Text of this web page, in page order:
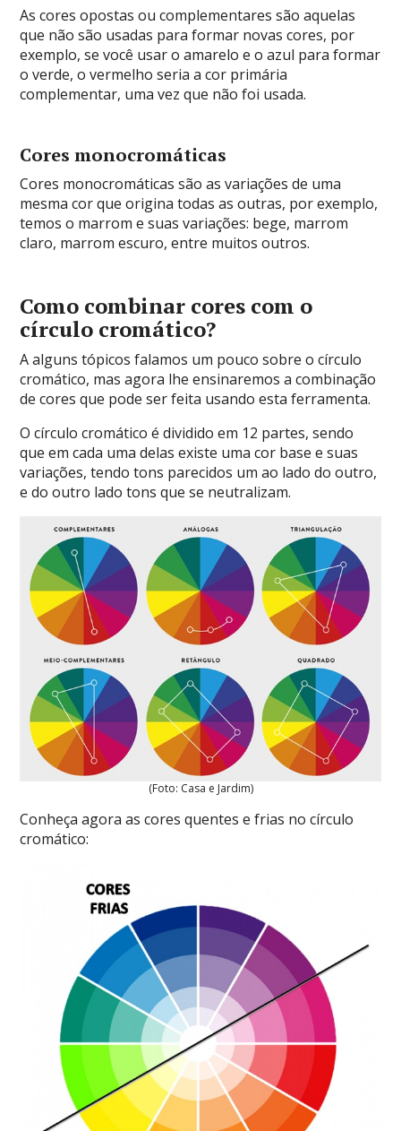
As cores opostas ou complementares são aquelas
que não são usadas para formar novas cores, por
exemplo, se você usar o amarelo e o azul para formar
o verde, o vermelho seria a cor primária
complementar, uma vez que não foi usada.
Cores monocromáticas
Cores monocromáticas são as variações de uma
mesma cor que origina todas as outras, por exemplo,
temos o marrom e suas variações: bege, marrom
claro, marrom escuro, entre muitos outros.
Como combinar cores com o
círculo cromático?
A alguns tópicos falamos um pouco sobre o círculo
cromático, mas agora lhe ensinaremos a combinação
de cores que pode ser feita usando esta ferramenta.
O círculo cromático é dividido em 12 partes, sendo
que em cada uma delas existe uma cor base e suas
variações, tendo tons parecidos um ao lado do outro,
e do outro lado tons que se neutralizam.
(Foto: Casa e Jardim)
Conheça agora as cores quentes e frias no círculo
cromático: